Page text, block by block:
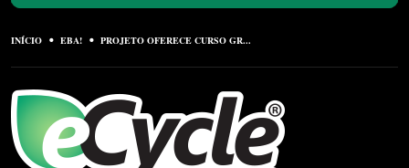
INÍCIO EBA! PROJETO OFERECE CURSO GR...